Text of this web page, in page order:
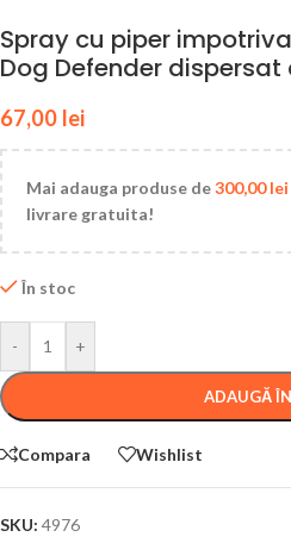
Spray cu piper
Dog Defender
67,00 lei
Mai adauga produse de300,00lei
livrare gratuita!
În stoc
- +
ADAUGĂ
Compara Wishlist
SKU: 4976